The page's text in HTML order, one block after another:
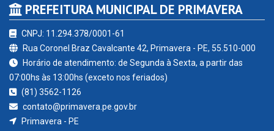
PREFEITURA MUNICIPAL DE PRIMAVERA
CNPJ: 11.294.378/0001-61
Rua Coronel Braz Cavalcante 42, Primavera - PE, 55.510-000
Horário de atendimento: de Segunda à Sexta, a partir das
07:00hs às 13:00hs (exceto nos feriados)
(81) 3562-1126
contato@primavera.pe.gov.br
Primavera - PE